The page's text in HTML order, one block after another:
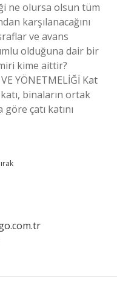
ne olursa olsun tüm
karşılanacağını
ve avans
olduğuna dair bir
kime aittir?
YÖNETMELİĞİ Kat
binaların ortak
göre çatı katını